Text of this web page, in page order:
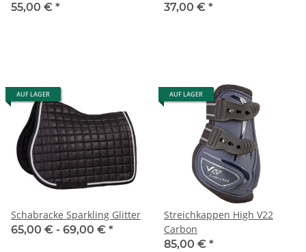
55,00 € *
37,00 € *
AUF LAGER
Schabracke Sparkling Glitter
65,00 € - 69,00 € *
AUF LAGER
Streichkappen High V22
Carbon
85,00 € *